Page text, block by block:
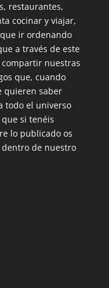
restaurantes,
cocinar y viajar,
ir ordenando
a través de este
nuestras
que, cuando
quieren saber
todo el universo
si tenéis
lo publicado os
de nuestro